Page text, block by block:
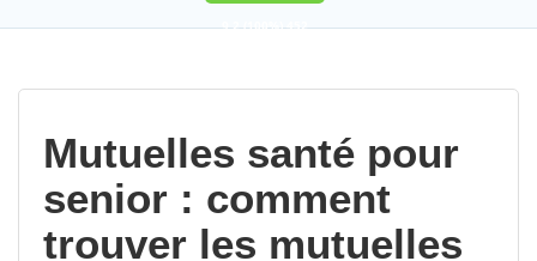
9,2(100%)452
Mutuelles santé pour
senior : comment
trouver les mutuelles